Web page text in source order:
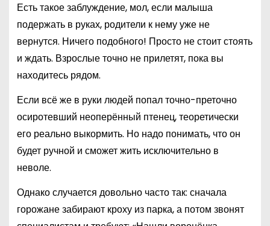
Есть такое заблуждение, мол, если малыша
подержать в руках, родители к нему уже не
вернутся. Ничего подобного! Просто не стоит стоять
и ждать. Взрослые точно не прилетят, пока вы
находитесь рядом.
Если всё же в руки людей попал точно-преточно
осиротевший неоперённый птенец, теоретически
его реально выкормить. Но надо понимать, что он
будет ручной и сможет жить исключительно в
неволе.
Однако случается довольно часто так: сначала
горожане забирают кроху из парка, а потом звонят